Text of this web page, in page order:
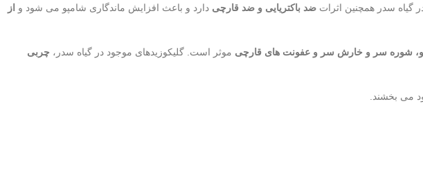
گیاه سدر همچنین اثرات ضد باکتریایی و ضد قارچی دارد و باعث افزایش ماندگاری شامپو می شود و از
شوره سر و خارش سر و عفونت های قارچی موثر است. گلیکوزیدهای موجود در گیاه سدر، چربی
می بخشند.